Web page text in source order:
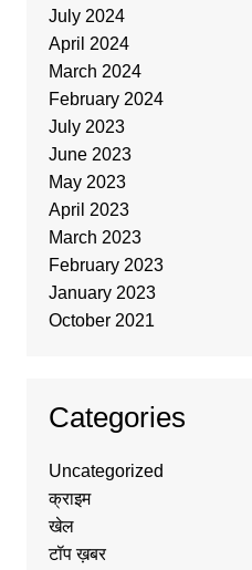
July 2024
April 2024
March 2024
February 2024
July 2023
June 2023
May 2023
April 2023
March 2023
February 2023
January 2023
October 2021
Categories
Uncategorized
क्राइम
खेल
टॉप ख़बर